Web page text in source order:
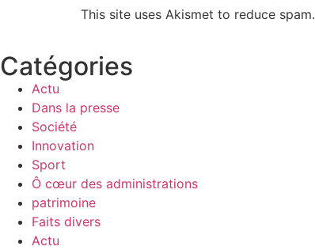
This site uses Akismet to reduce spam.
Catégories
Actu
Dans la presse
Société
Innovation
Sport
Ô cœur des administrations
patrimoine
Faits divers
Actu